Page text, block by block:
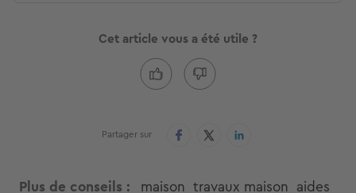
Cet article vous a été utile ?
Partager sur
Plus de conseils maison travaux maison aides